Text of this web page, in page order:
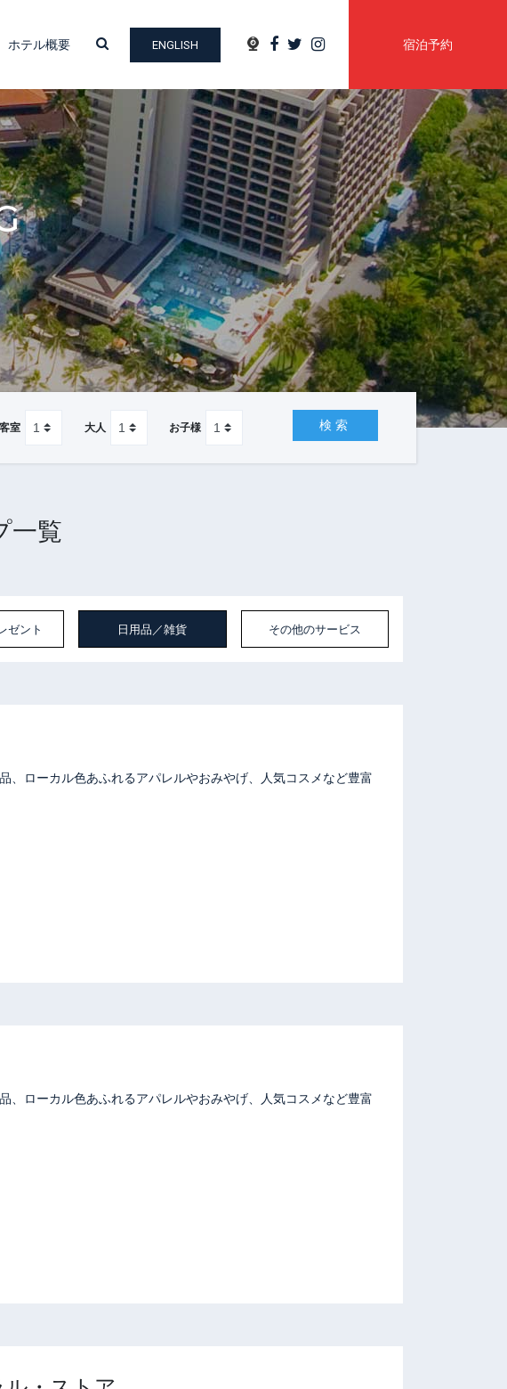
ホテル概要 ENGLISH ウェブカメラ
Facebook
TwitterInstagram 宿泊予約
客室 大人 お子様 検索
一覧
ゼント 日用品／雑貨 その他のサービス
、ローカル色あふれるアパレルやおみやげ、人気コスメなど豊富
、ローカル色あふれるアパレルやおみやげ、人気コスメなど豊富